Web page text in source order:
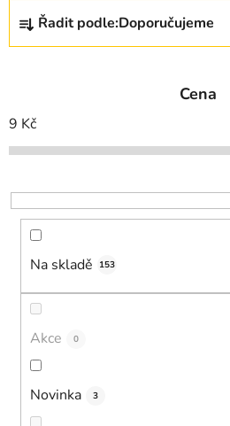
Ř
z
í
p
o
d
Řadit podle:Doporučujeme
Cena
9 Kč
Na skladě 153
Akce 0
Novinka 3